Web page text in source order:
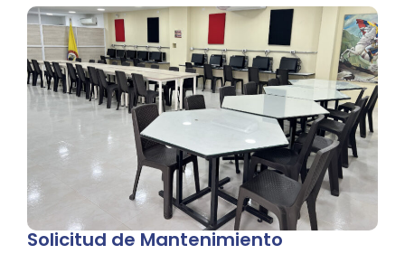
Solicitud de Mantenimiento